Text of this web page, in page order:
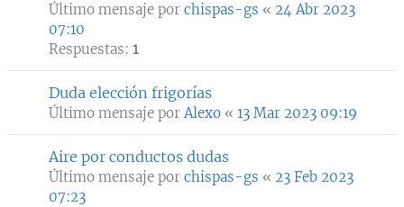
Último mensaje por chispas-gs « 24 Abr 2023
07:10
Respuestas: 1
Duda elección frigorías
Último mensaje porAlexo « 13 Mar 2023 09:19
Aire por conductos dudas
Último mensaje por chispas-gs « 23 Feb 2023
07:23